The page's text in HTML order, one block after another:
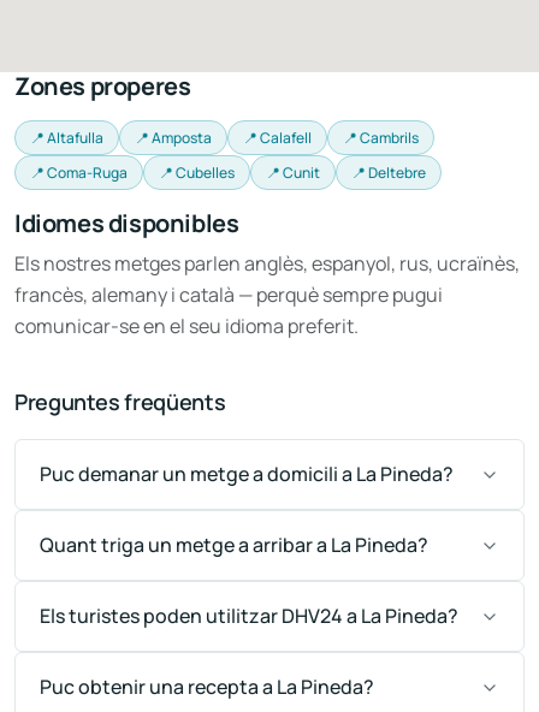
Zones properes
📍 Altafulla 📍 Amposta 📍 Calafell
📍 Cambrils
📍 Coma-Ruga
📍 Cubelles 📍 Cunit 📍 Deltebre
Idiomes disponibles
Els nostres metges parlen anglès, espanyol, rus, ucraïnès,
francès, alemany i català — perquè sempre pugui
comunicar-se en el seu idioma preferit.
Preguntes freqüents
Puc demanar un metge a domicili a La Pineda?
Quant triga un metge a arribar a La Pineda?
Els turistes poden utilitzar DHV24 a La Pineda?
Puc obtenir una recepta a La Pineda?